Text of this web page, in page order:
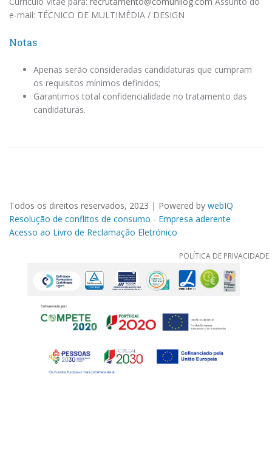
e-mail: TÉCNICO DE MULTIMÉDIA / DESIGN
Notas
Apenas serão consideradas candidaturas que cumpram
os requisitos mínimos definidos;
Garantimos total confidencialidade no tratamento das
candidaturas.
Todos os direitos reservados, 2023 | Powered by webIQ
Resolução de conflitos de consumo - Empresa aderente
Acesso ao Livro de Reclamação Eletrónico
POLÍTICA DE PRIVACIDADE